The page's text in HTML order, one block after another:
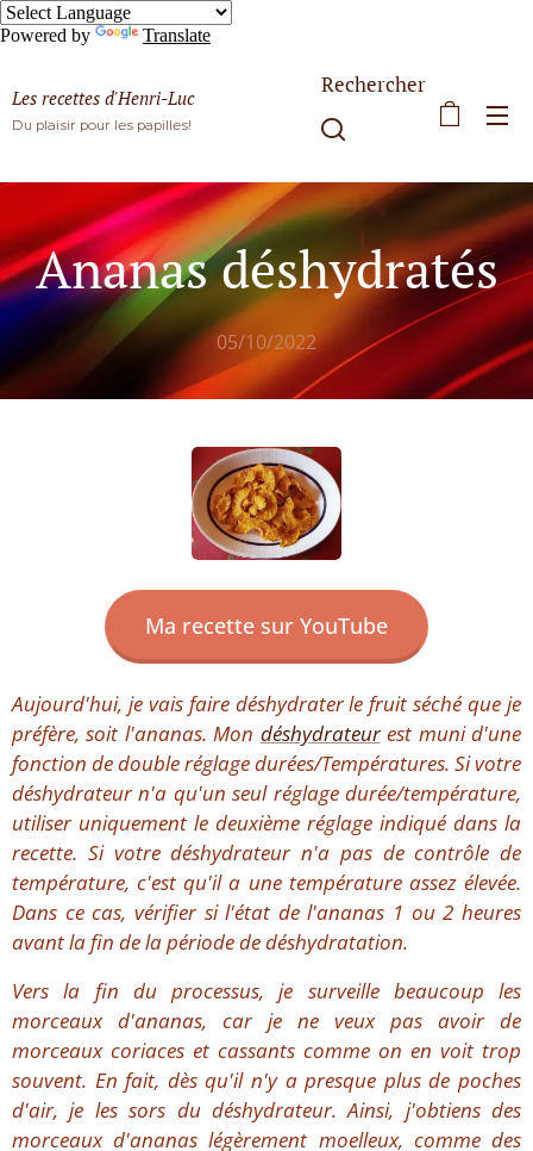
Powered by Translate
Les recettes d'Henri-Luc
Du plaisir pour les papilles!
Rechercher
Ananas déshydratés
05/10/2022
Ma recette sur YouTube
Aujourd'hui, je vais faire déshydrater le fruit séché que je
préfère, soit l'ananas. Mon déshydrateurest muni d'une
fonction de double réglage durées/Températures. Si votre
déshydrateur n'a qu'un seul réglage durée/température,
utiliser uniquement le deuxième réglage indiqué dans la
recette. Si votre déshydrateur n'a pas de contrôle de
température, c'est qu'il a une température assez élevée.
Dans ce cas, vérifier si l'état de l'ananas 1 ou 2 heures
avant la fin de la période de déshydratation.
Vers la fin du processus, je surveille beaucoup les
morceaux d'ananas, car je ne veux pas avoir de
morceaux coriaces et cassants comme on en voit trop
souvent. En fait, dès qu'il n'y a presque plus de poches
d'air, je les sors du déshydrateur. Ainsi, j'obtiens des
morceaux d'ananas légèrement moelleux, comme des